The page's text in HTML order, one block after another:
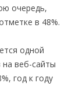
очередь,
в 48%.
одной
веб-сайты
год к году